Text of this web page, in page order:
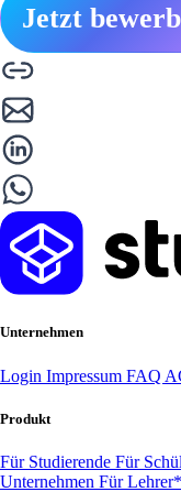
Jetzt
Unternehmen
Login Impressum FAQ
Produkt
Für Studierende Für
Unternehmen Für